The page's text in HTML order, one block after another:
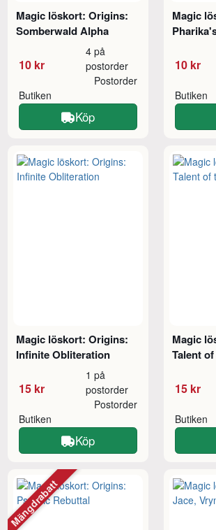
Magic löskort: Origins:
Somberwald Alpha
10 kr
4 på
postorder
Butiken
Postorder
Köp
Magic
10 kr
Butiken
Magic löskort: Origins:
Infinite Obliteration
15 kr
1 på
postorder
Butiken
Postorder
Köp
Magic
Talent
15 kr
Butiken
Mängdrabatt